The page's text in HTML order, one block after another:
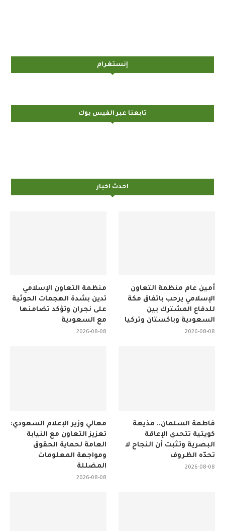
إنستغرام
تابعنا عبر الفيس بوك
احدث اخبار
منظمة التعاون الإسلامي
تدين بشدة الهجمات الحوثية
على نجران وتؤكد تضامنها
مع السعودية
2026-08-08
أمين عام منظمة التعاون
الإسلامي يرحب باتفاق مكة
للدفاع المشترك بين
السعودية وباكستان وتركيا
2026-08-08
معالي وزير الإعلام السعودي:
تعزيز التعاون مع النيابة
العامة لحماية الحقوق
ومواجهة المعلومات
المضللة
2026-08-08
فاطمة السلمان.. مذيعة
كويتية تتحدى الإعاقة
البصرية وتثبت أن النجاح لا
تحدّه الظروف
2026-08-08